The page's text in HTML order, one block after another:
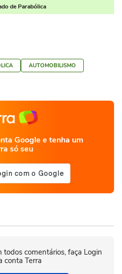
de Parabólica
AUTOMOBILISMO
Google e tenha um
só seu
todos comentários, faça Login
conta Terra